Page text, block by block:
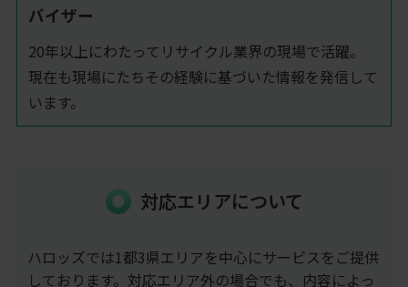
バイザー
20年以上にわたってリサイクル業界の現場で活躍。
現在も現場にたちその経験に基づいた情報を発信して
います。
対応エリアについて
ハロッズでは1都3県エリアを中心にサービスをご提供
しております。対応エリア外の場合でも、内容によっ